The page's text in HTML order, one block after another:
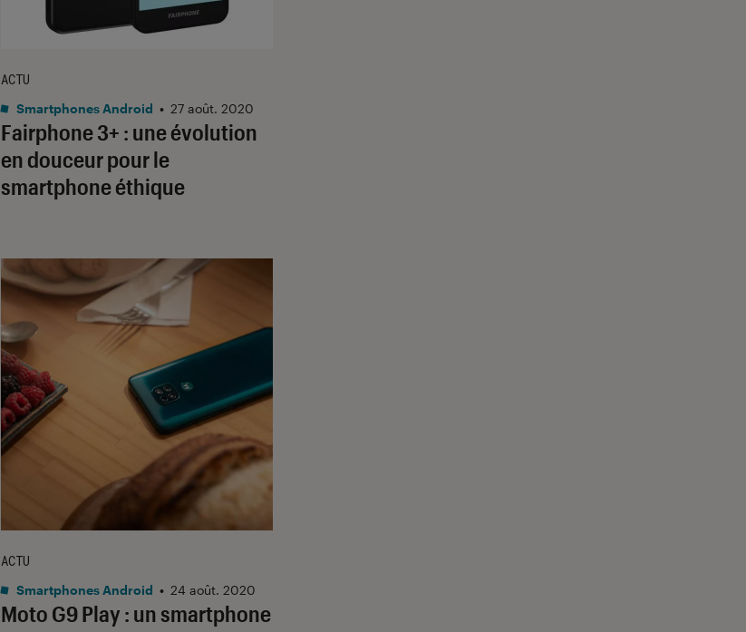
Fairphone 3+ : une évolution
en douceur pour le
smartphone éthique
ACTU
Smartphones Android • 27 août. 2020
Moto G9 Play : un smartphone
ACTU
Smartphones Android • 24 août. 2020